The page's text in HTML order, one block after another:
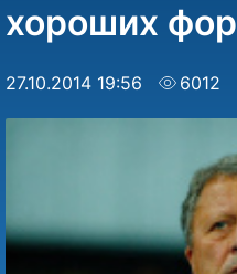
хороших
27.10.2014 19:56 6012